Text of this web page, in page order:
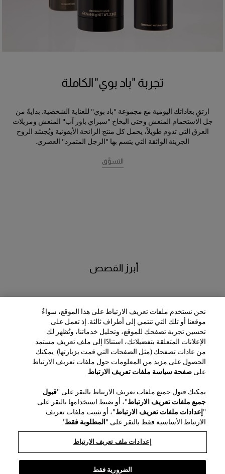
تجربة "باد بوي" الكاملة
ارتقِ بعاداتك اليومية مع مجموعة "باد بوي" للعناية الشخصية. بدايةً من
جل الاستحمام المنعش وحتى البخاخ "سبراي باور آب" المنعش ومزيلات
العرق التي تدوم طويلاً، يحمل كل منتج الرائحة الأيقونية ويُجسّد الروح
الجريئة الواثقة التي يتسم بها "الرجل المتمرد" العصري.
التسوَّق
أبرز القصص
المنطقة / اللغة
خدمة العملاء
العثور على متجر
اتصل بنا
الشحن والإرجاع للجمال
الشحن والإرجاع للأزياء
الأسئلة الشائعة
خدمة تغليف الهدايا
مركز التفضيلات
نبذة عن الدار
House of Herrera
الوظائف
(يفتح في نافذة جديدة)
chcarolinaherrera.com
(يفتح في نافذة جديدة)
الشؤون القانونية وملفات تعريف الارتباط
الشروط والأحكام
شروط وأحكام البيع الخاصة بالجمال
VTO Data Processing Notice
نحن نستخدم ملفات تعريف الارتباط على هذا الموقع، سواءٌ
موقعنا أو تلك التي تنتمي إلى أطراف ثالثة. إذ تعمل على
تحسين تجربة تصفحك للموقع، وتحليل خدماتنا، وتُظهر لك
الإعلانات المتعلقة بتفضيلاتك، استنادًا إلى ملف تعريف مستمد
من عادات تصفحك (مثل الصفحات التي قمت بزيارتها). يمكنك
الحصول على مزيد من المعلومات حول ملفات تعريف الارتباط
علىصفحة سياسة ملفات تعريف الارتباط.
يمكنك قبول جميع ملفات تعريف الارتباط بالنقر على "قبول
جميع ملفات تعريف الارتباط"، أو ضبط استخدامها بالنقر على
" إعدادات ملفات تعريف الارتباط"، أو تثبيت ملفات تعريف
الارتباط الأساسية فقط بالنقر على " المطلوبة فقط".
إعدادات ملف تعريف الارتباط
الضرورية فقط